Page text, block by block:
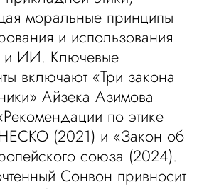
моральные принципы
и использования
и ИИ. Ключевые
включают «Три закона
Айзека Азимова
по этике
(2021) и «Закон об
союза (2024).
Сонвон привносит